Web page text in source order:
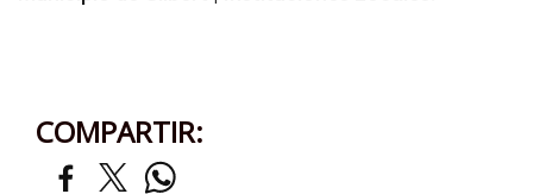
COMPARTIR: